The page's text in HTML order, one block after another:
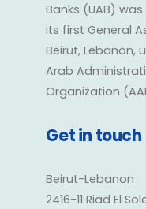
Banks (UAB)
its first General
Beirut, Lebanon,
Arab
Organization
Get in touch
Beirut-Lebanon
2416-11 Riad El